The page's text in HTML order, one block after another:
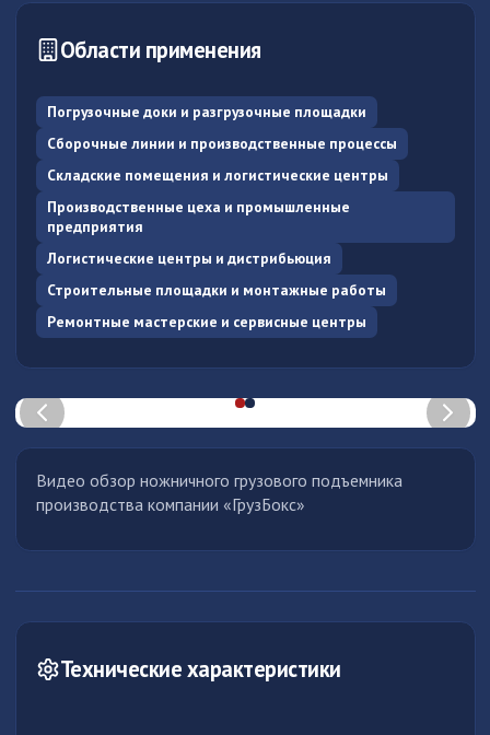
Видео обзор ножничного грузового подъемника
производства компании «ГрузБокс»
Области применения
Погрузочные доки и разгрузочные площадки
Сборочные линии и производственные процессы
Складские помещения и логистические центры
Производственные цеха и промышленные
предприятия
Логистические центры и дистрибьюция
Строительные площадки и монтажные работы
Ремонтные мастерские и сервисные центры
Технические характеристики